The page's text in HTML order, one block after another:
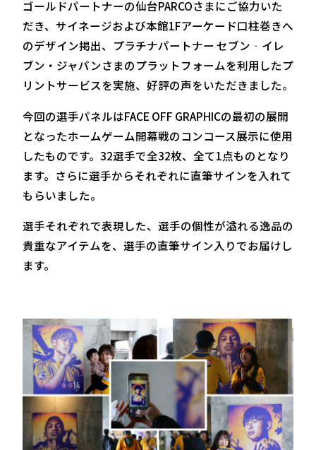
ゴールドパートナーの仙台PARCOさまにご協力いた
だき、サイネージおよび本館1Fアーケード口柱巻きへ
のデザイン掲出、プラチナパートナー セブン‐イレ
ブン・ジャパンさまのプラットフォームを利用したプ
リントサービスを実施、好評の声をいただきました。
今回の選手パネルはFACE OFF GRAPHICの最初の展開
となったホームゲーム開幕戦のコンコース展示に使用
したものです。32選手で全32枚、全て1点ものとなり
ます。さらに選手からそれぞれに直筆サインを入れて
もらいました。
選手それぞれで表現した、選手の個性が溢れる逸品の
貴重なアイテムを、選手の直筆サイン入りでお届けし
ます。